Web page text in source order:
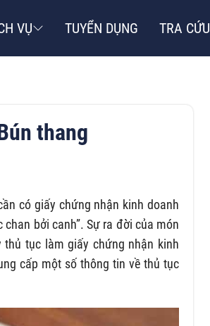
VỤ TUYỂN DỤNG TRA CỨU
thang
có giấy chứng nhận kinh doanh
bởi canh”. Sự ra đời của món
tục làm giấy chứng nhận kinh
cấp một số thông tin về thủ tục